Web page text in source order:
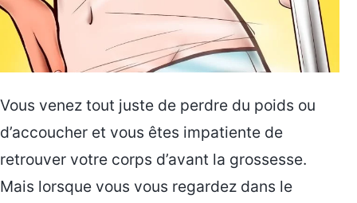
Vous venez tout juste de perdre du poids ou
d’accoucher et vous êtes impatiente de
retrouver votre corps d’avant la grossesse.
Mais lorsque vous vous regardez dans le